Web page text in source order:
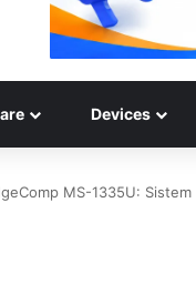
Devices
MS-1335U: